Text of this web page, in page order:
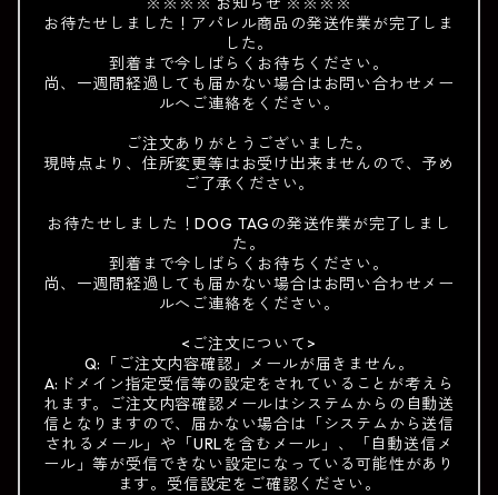
お待たせしました！アパレル商品の発送作業が完了しま
した。
到着まで今しばらくお待ちください。
尚、一週間経過しても届かない場合はお問い合わせメー
ルへご連絡をください。
ご注文ありがとうございました。
現時点より、住所変更等はお受け出来ませんので、予め
ご了承ください。
お待たせしました！DOG TAGの発送作業が完了しまし
た。
到着まで今しばらくお待ちください。
尚、一週間経過しても届かない場合はお問い合わせメー
ルへご連絡をください。
<ご注文について>
Q:「ご注文内容確認」メールが届きません。
A:ドメイン指定受信等の設定をされていることが考えら
れます。ご注文内容確認メールはシステムからの自動送
信となりますので、届かない場合は「システムから送信
されるメール」や「URLを含むメール」、「自動送信メ
ール」等が受信できない設定になっている可能性があり
ます。受信設定をご確認ください。